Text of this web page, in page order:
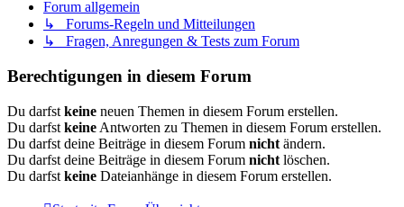
Forum allgemein
↳ Forums-Regeln und Mitteilungen
↳ Fragen, Anregungen & Tests zum Forum
Berechtigungen in diesem Forum
Du darfst keine neuen Themen in diesem Forum erstellen.
Du darfst keine Antworten zu Themen in diesem Forum erstellen.
Du darfst deine Beiträge in diesem Forum nicht ändern.
Du darfst deine Beiträge in diesem Forum nicht löschen.
Du darfst keine Dateianhänge in diesem Forum erstellen.